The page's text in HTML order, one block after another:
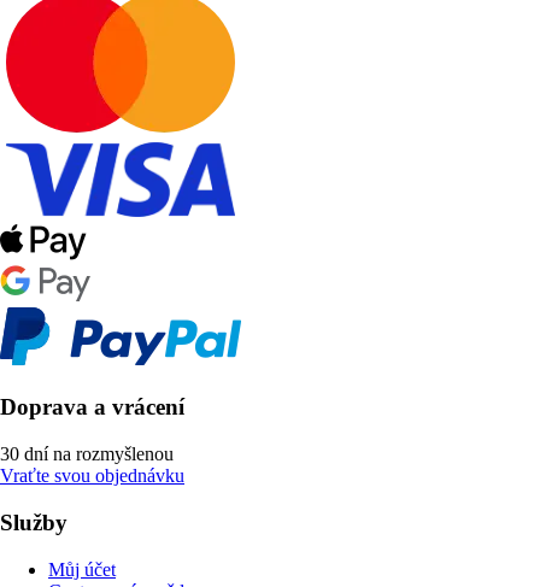
Doprava a vrácení
30 dní na rozmyšlenou
Vraťte svou objednávku
Služby
Můj účet